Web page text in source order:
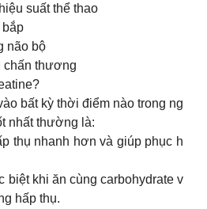
suất thể thao
bắp
não bộ
chấn thương
bất kỳ thời điểm nào trong ng
nhất thường là:
thụ nhanh hơn và giúp phục h
khi ăn cùng carbohydrate v
hấp thụ.